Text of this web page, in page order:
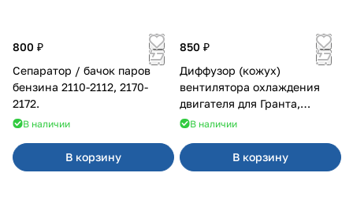
800 ₽
Сепаратор / бачок паров
бензина 2110-2112, 2170-
2172.
В наличии
В корзину
850 ₽
Диффузор (кожух)
вентилятора охлаждения
двигателя для Гранта,
Калина-2, Датсун нового
В наличии
В корзину